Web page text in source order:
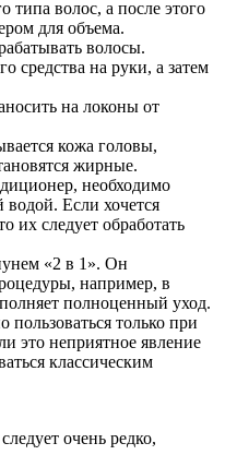
типа волос, а после этого
для объема.
волосы.
средства на руки, а затем
на локоны от
кожа головы,
жирные.
необходимо
водой. Если хочется
их следует обработать
«2 в 1». Он
например, в
полноценный уход.
только при
это неприятное явление
классическим
очень редко,